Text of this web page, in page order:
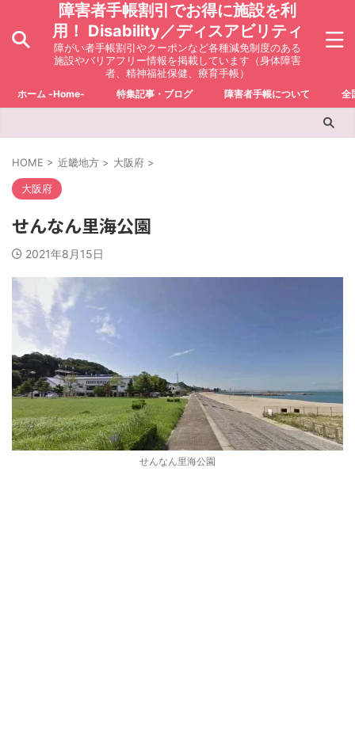
障害者手帳割引でお得に施設を利
用！ Disability／ディスアビリティ
障がい者手帳割引やクーポンなど各種減免制度のある
施設やバリアフリー情報を掲載しています（身体障害
者、精神福祉保健、療育手帳）
ホーム -Home- 特集記事・ブログ 障害者手帳について 全
HOME > 近畿地方 > 大阪府 >
大阪府
せんなん里海公園
2021年8月15日
せんなん里海公園